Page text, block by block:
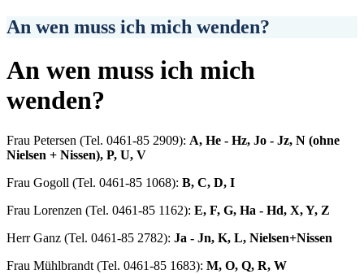
An wen muss ich mich wenden?
An wen muss ich mich
wenden?
Frau Petersen (Tel. 0461-85 2909): A, He - Hz, Jo - Jz, N (ohne
Nielsen + Nissen), P, U, V
Frau Gogoll (Tel. 0461-85 1068): B, C, D, I
Frau Lorenzen (Tel. 0461-85 1162): E, F, G, Ha - Hd, X, Y, Z
Herr Ganz (Tel. 0461-85 2782): Ja - Jn, K, L, Nielsen+Nissen
Frau Mühlbrandt (Tel. 0461-85 1683): M, O, Q, R, W